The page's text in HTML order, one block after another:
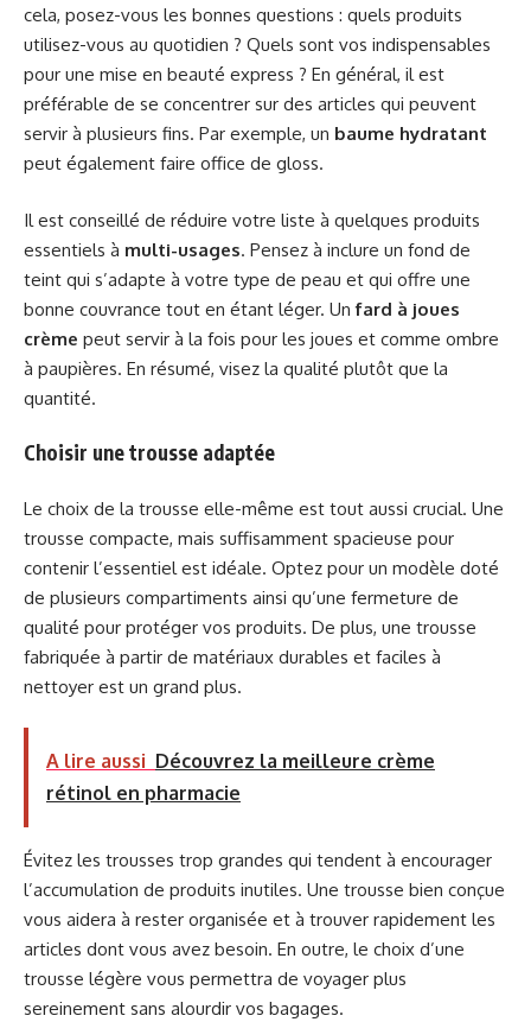
cela, posez-vous les bonnes questions : quels produits
utilisez-vous au quotidien ? Quels sont vos indispensables
pour une mise en beauté express ? En général, il est
préférable de se concentrer sur des articles qui peuvent
servir à plusieurs fins. Par exemple, un baume hydratant
peut également faire office de gloss.
Il est conseillé de réduire votre liste à quelques produits
essentiels à multi-usages. Pensez à inclure un fond de
teint qui s’adapte à votre type de peau et qui offre une
bonne couvrance tout en étant léger. Unfard à joues
crème peut servir à la fois pour les joues et comme ombre
à paupières. En résumé, visez la qualité plutôt que la
quantité.
Choisir une trousse adaptée
Le choix de la trousse elle-même est tout aussi crucial. Une
trousse compacte, mais suffisamment spacieuse pour
contenir l’essentiel est idéale. Optez pour un modèle doté
de plusieurs compartiments ainsi qu’une fermeture de
qualité pour protéger vos produits. De plus, une trousse
fabriquée à partir de matériaux durables et faciles à
nettoyer est un grand plus.
A lire aussi Découvrez la meilleure crème
rétinol en pharmacie
Évitez les trousses trop grandes qui tendent à encourager
l’accumulation de produits inutiles. Une trousse bien conçue
vous aidera à rester organisée et à trouver rapidement les
articles dont vous avez besoin. En outre, le choix d’une
trousse légère vous permettra de voyager plus
sereinement sans alourdir vos bagages.